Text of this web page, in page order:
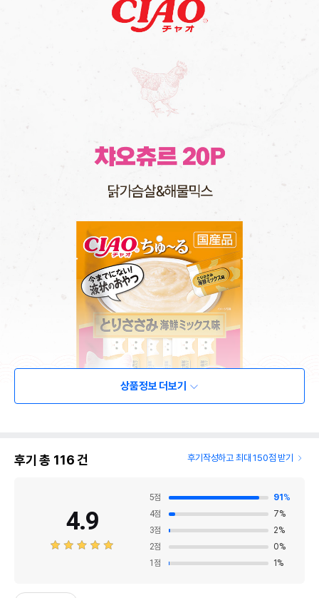
상품정보 더보기
후기 총 116건 후기작성하고 최대 150점 받기
4.9
5점 91 %
4점 7%
3점 2%
2점 0%
1 점 1 %